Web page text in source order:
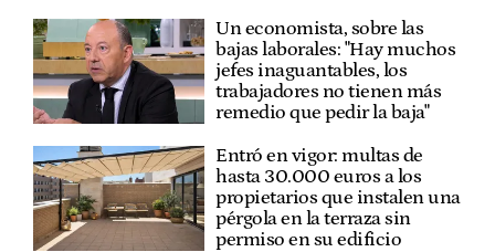
Un economista, sobre las
bajas laborales: "Hay muchos
jefes inaguantables, los
trabajadores no tienen más
remedio que pedir la baja"
Entró en vigor: multas de
hasta 30.000 euros a los
propietarios que instalen una
pérgola en la terraza sin
permiso en su edificio